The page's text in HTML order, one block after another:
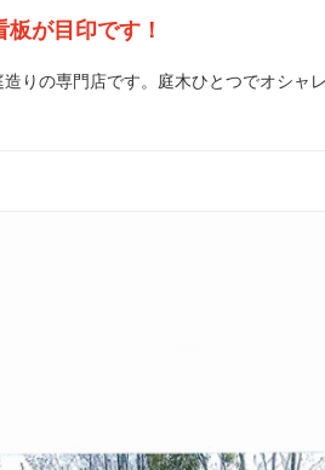
が目印です！
りの専門店です。庭木ひとつでオシャ